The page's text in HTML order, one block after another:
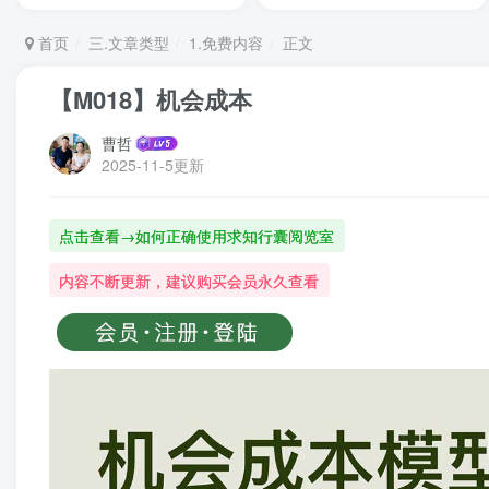
首页 三.文章类型 1.免费内容 正文
【M018】机会成本
曹哲
2025-11-5更新
点击查看→如何正确使用求知行囊阅览室
内容不断更新，建议购买会员永久查看